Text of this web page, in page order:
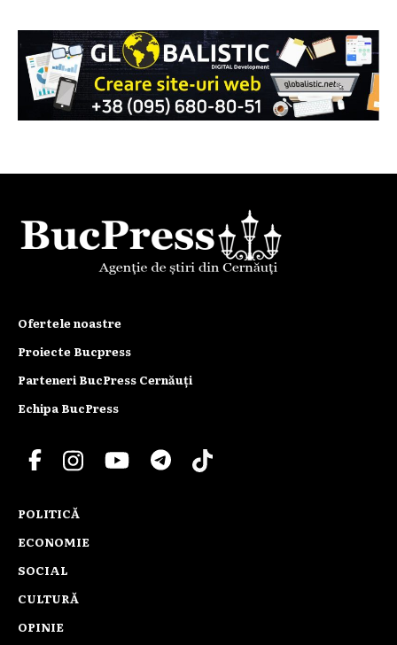
Ofertele noastre
Proiecte Bucpress
Parteneri BucPress Cernăuți
Echipa BucPress
POLITICĂ
ECONOMIE
SOCIAL
CULTURĂ
OPINIE